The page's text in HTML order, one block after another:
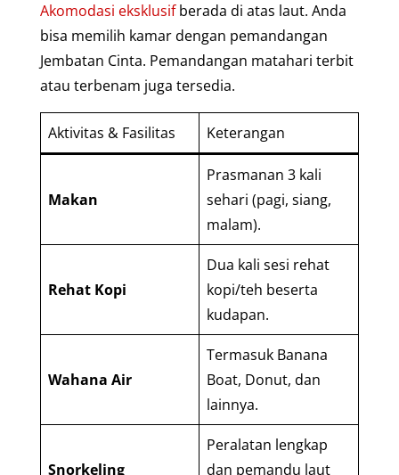
Akomodasi eksklusifberada di atas laut. Anda
bisa memilih kamar dengan pemandangan
Jembatan Cinta. Pemandangan matahari terbit
atau terbenam juga tersedia.
Aktivitas & Fasilitas Keterangan
Makan
Prasmanan 3 kali
sehari (pagi, siang,
malam).
Rehat Kopi
Dua kali sesi rehat
kopi/teh beserta
kudapan.
Wahana Air
Termasuk Banana
Boat, Donut, dan
lainnya.
Snorkeling
Peralatan lengkap
dan pemandu laut